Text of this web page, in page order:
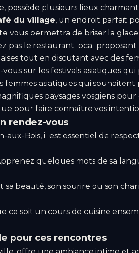
possède plusieurs lieux
du village, un endroit parfait
vous permettra de briser la
pas le restaurant local
tout en discutant avec des
vous sur les festivals asiatiques
femmes asiatiques qui
paysages vosgiens
pour faire connaître vos
rendez-vous
aux-Bois, il est essentiel de
quelques mots de sa
sa beauté, son sourire ou son
ce soit un cours de cuisine
pour ces rencontres